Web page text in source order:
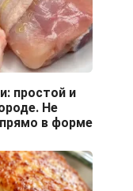
простой и
Не
в форме